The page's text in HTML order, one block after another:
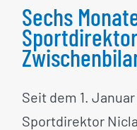
Sechs
Seit dem 1.
Sportdirektor